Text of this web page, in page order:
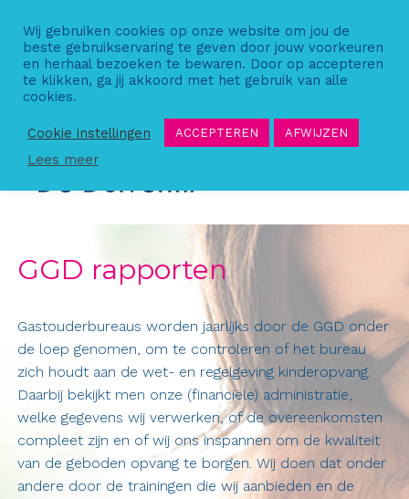
content
GGD rapporten
Gastouderbureaus worden jaarlijks door de GGD onder
de loep genomen, om te controleren of het bureau
zich houdt aan de wet- en regelgeving kinderopvang.
Daarbij bekijkt men onze (financiële) administratie,
welke gegevens wij verwerken, of de overeenkomsten
compleet zijn en of wij ons inspannen om de kwaliteit
van de geboden opvang te borgen. Wij doen dat onder
andere door de trainingen die wij aanbieden en de
Wij gebruiken cookies op onze website om jou de
beste gebruikservaring te geven door jouw voorkeuren
en herhaal bezoeken te bewaren. Door op accepteren
te klikken, ga jij akkoord met het gebruik van alle
cookies.
Cookie instellingen ACCEPTEREN AFWIJZEN
Lees meer